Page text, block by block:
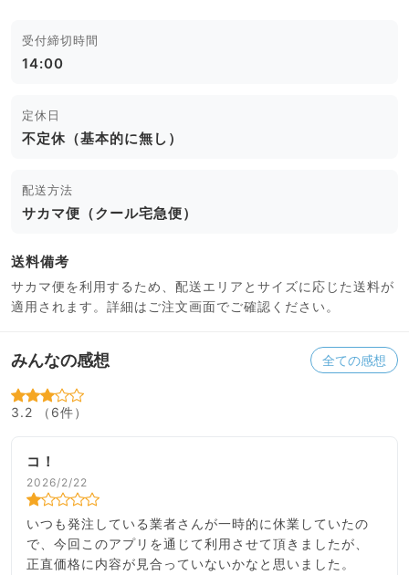
受付締切時間
14:00
定休日
不定休（基本的に無し）
配送方法
サカマ便（クール宅急便）
送料備考
サカマ便を利用するため、配送エリアとサイズに応じた送料が
適用されます。詳細はご注文画面でご確認ください。
みんなの感想 全ての感想
3.2 （6件）
コ！
2026/2/22
いつも発注している業者さんが一時的に休業していたの
で、今回このアプリを通じて利用させて頂きましたが、
正直価格に内容が見合っていないかなと思いました。